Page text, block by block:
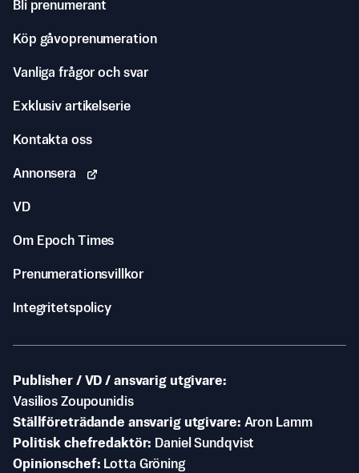
Bli prenumerant
Köp gåvoprenumeration
Vanliga frågor och svar
Exklusiv artikelserie
Kontakta oss
Annonsera
VD
Om Epoch Times
Prenumerationsvillkor
Integritetspolicy
Publisher / VD / ansvarig utgivare
Vasilios Zoupounidis
Ställföreträdande ansvarig utgivare Aron Lamm
Politisk chefredaktör Daniel Sundqvist
Opinionschef Lotta Gröning